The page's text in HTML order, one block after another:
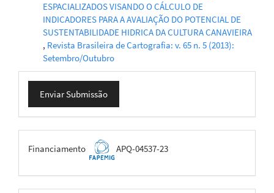
ESPACIALIZADOS VISANDO O CÁLCULO DE
INDICADORES PARA A AVALIAÇÃO DO POTENCIAL DE
SUSTENTABILIDADE HIDRICA DA CULTURA CANAVIEIRA
, Revista Brasileira de Cartografia: v. 65 n. 5 (2013):
Setembro/Outubro
Enviar
Submissão
Enviar Submissão
FAPEMIG
Financiamento APQ-04537-23